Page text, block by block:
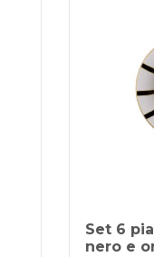
Set 6
nero e